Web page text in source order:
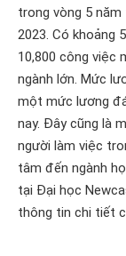
trong vòng 5 năm
2023. Có khoảng
10,800 công việc
ngành lớn. Mức
một mức lương
nay. Đây cũng là
người làm việc
tâm đến ngành
tại Đại học
thông tin chi tiết